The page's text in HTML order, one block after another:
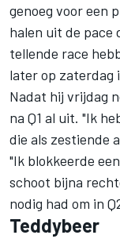
genoeg voor een
halen uit de pace
tellende race
later op zaterdag
Nadat hij vrijdag
na Q1 al uit. "Ik
die als zestiende
"Ik blokkeerde
schoot bijna
nodig had om in
Teddybeer